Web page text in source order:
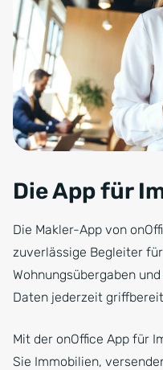
Die App für
Die Makler-App von
zuverlässige Begleiter
Wohnungsübergaben
Daten jederzeit
Mit der onOffice App für
Sie Immobilien,